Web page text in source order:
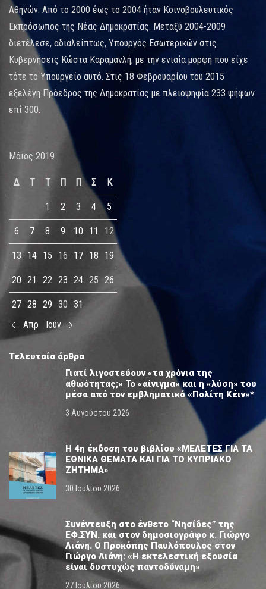
Αθηνών. Από το 2000 έως το 2004 ήταν Κοινοβουλευτικός
Εκπρόσωπος της Νέας Δημοκρατίας. Μεταξύ 2004-2009
διετέλεσε, αδιαλείπτως, Υπουργός Εσωτερικών στις
Κυβερνήσεις Κώστα Καραμανλή, με την ενιαία μορφή που είχε
τότε το Υπουργείο αυτό. Στις 18 Φεβρουαρίου του 2015
εξελέγη Πρόεδρος της Δημοκρατίας με πλειοψηφία 233 ψήφων
επί 300.
Μάιος 2019
Δ Τ Τ Π Π Σ Κ
1 2 3 4 5
6 7 8 9 10 11 12
13 14 15 16 17 18 19
20 21 22 23 24 25 26
27 28 29 30 31
Απρ
Ιούν
Τελευταία άρθρα
Γιατί λιγοστεύουν «τα χρόνια της
αθωότητας;» Το «αίνιγμα» και η «λύση» του
μέσα από τον εμβληματικό «Πολίτη Κέιν»*
3 Αυγούστου 2026
Η 4η έκδοση του βιβλίου «ΜΕΛΕΤΕΣ ΓΙΑ ΤΑ
ΕΘΝΙΚΑ ΘΕΜΑΤΑ ΚΑΙ ΓΙΑ ΤΟ ΚΥΠΡΙΑΚΟ
ΖΗΤΗΜΑ»
30 Ιουλίου 2026
Συνέντευξη στο ένθετο “Νησίδες” της
ΕΦ.ΣΥΝ. και στον δημοσιογράφο κ. Γιώργο
Λιάνη. Ο Προκόπης Παυλόπουλος στον
Γιώργο Λιάνη: «Η εκτελεστική εξουσία
είναι δυστυχώς παντοδύναμη»
27 Ιουλίου 2026